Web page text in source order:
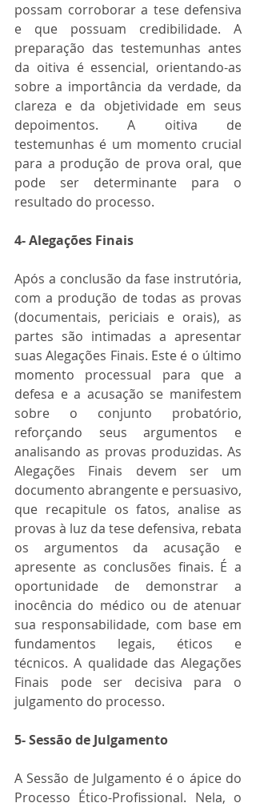
possam corroborar a tese defensiva
e que possuam credibilidade. A
preparação das testemunhas antes
da oitiva é essencial, orientando-as
sobre a importância da verdade, da
clareza e da objetividade em seus
depoimentos. A oitiva de
testemunhas é um momento crucial
para a produção de prova oral, que
pode ser determinante para o
resultado do processo.
4- Alegações Finais
Após a conclusão da fase instrutória,
com a produção de todas as provas
(documentais, periciais e orais), as
partes são intimadas a apresentar
suas Alegações Finais. Este é o último
momento processual para que a
defesa e a acusação se manifestem
sobre o conjunto probatório,
reforçando seus argumentos e
analisando as provas produzidas. As
Alegações Finais devem ser um
documento abrangente e persuasivo,
que recapitule os fatos, analise as
provas à luz da tese defensiva, rebata
os argumentos da acusação e
apresente as conclusões finais. É a
oportunidade de demonstrar a
inocência do médico ou de atenuar
sua responsabilidade, com base em
fundamentos legais, éticos e
técnicos. A qualidade das Alegações
Finais pode ser decisiva para o
julgamento do processo.
5- Sessão de Julgamento
A Sessão de Julgamento é o ápice do
Processo Ético-Profissional. Nela, o